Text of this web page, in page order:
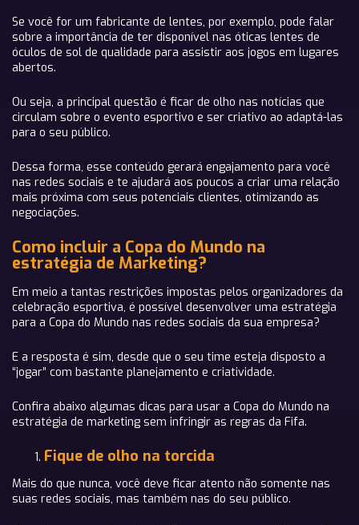
Se você for um fabricante de lentes, por exemplo, pode falar
sobre a importância de ter disponível nas óticas lentes de
óculos de sol de qualidade para assistir aos jogos em lugares
abertos.
Ou seja, a principal questão é ficar de olho nas notícias que
circulam sobre o evento esportivo e ser criativo ao adaptá-las
para o seu público.
Dessa forma, esse conteúdo gerará engajamento para você
nas redes sociais e te ajudará aos poucos a criar uma relação
mais próxima com seus potenciais clientes, otimizando as
negociações.
Como incluir a Copa do Mundo na
estratégia de Marketing?
Em meio a tantas restrições impostas pelos organizadores da
celebração esportiva, é possível desenvolver uma estratégia
para a Copa do Mundo nas redes sociais da sua empresa?
E a resposta é sim, desde que o seu time esteja disposto a
“jogar” com bastante planejamento e criatividade.
Confira abaixo algumas dicas para usar a Copa do Mundo na
estratégia de marketing sem infringir as regras da Fifa.
Fique de olho na torcida
Mais do que nunca, você deve ficar atento não somente nas
suas redes sociais, mas também nas do seu público.